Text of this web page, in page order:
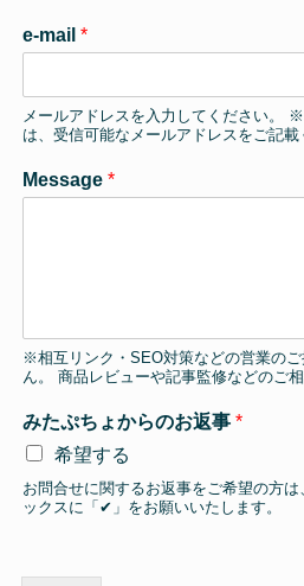
*
-
m
a
l
e-mail *
メールアドレスを入力してください。
は、受信可能なメールアドレスをご記載
Message *
※相互リンク・SEO対策などの営業の
ん。 商品レビューや記事監修などのご
みたぷちょからのお返事 *
希望する
お問合せに関するお返事をご希望の方
ックスに「✔︎」をお願いいたします。